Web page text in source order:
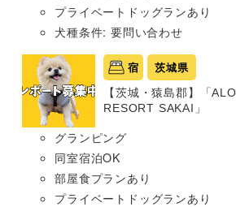
プライベートドッグランあり
犬種条件: 要問い合わせ
宿 茨城県
【茨城・猿島郡】「
RESORT SAKAI」
グランピング
同室宿泊OK
部屋食プランあり
プライベートドッグランあり